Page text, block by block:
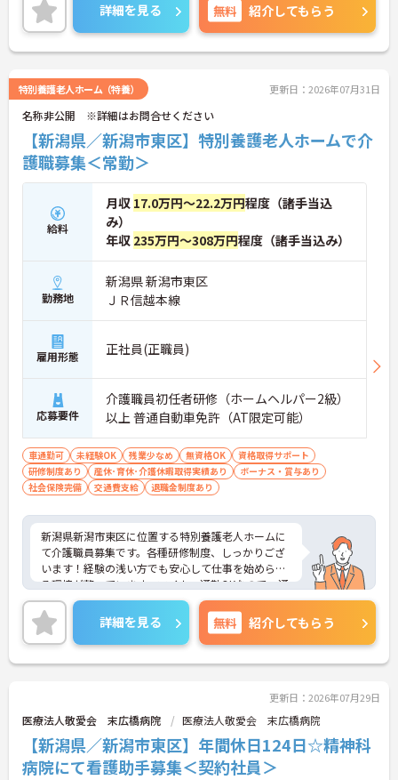
トをお伝えしますのでお気軽にお問い合わせくださ
いませ。
詳細を見る 無料 紹介してもらう
特別養護老人ホーム（特養） 更新日：2026年07月31日
名称非公開 ※詳細はお問合せください
【新潟県／新潟市東区】特別養護老人ホームで介
護職募集＜常勤＞
給料
月収 17.0万円～22.2万円程度（諸手当込
み）
年収 235万円～308万円程度（諸手当込み）
勤務地
新潟県 新潟市東区
ＪＲ信越本線
雇用形態 正社員(正職員)
応募要件
介護職員初任者研修（ホームヘルパー2級）
以上 普通自動車免許（AT限定可能）
車通勤可 未経験OK 残業少なめ 無資格OK
資格取得サポート
研修制度あり
産休･育休･介護休暇取得実績あり
ボーナス・賞与あり
社会保険完備
交通費支給 退職金制度あり
新潟県新潟市東区に位置する特別養護老人ホームに
て介護職員募集です。各種研修制度、しっかりござ
います！経験の浅い方でも安心して仕事を始められ
る環境が整っています。マイカー通勤OKなので、通
勤も楽々です♪ご興味をお持ちの方には詳細の情報
や面接のポイントをお伝えしますのでお気軽にお問
い合わせくださいませ。
詳細を見る 無料 紹介してもらう
更新日：2026年07月29日
医療法人敬愛会 末広橋病院 医療法人敬愛会 末広橋病院
【新潟県／新潟市東区】年間休日124日☆精神科
病院にて看護助手募集＜契約社員＞